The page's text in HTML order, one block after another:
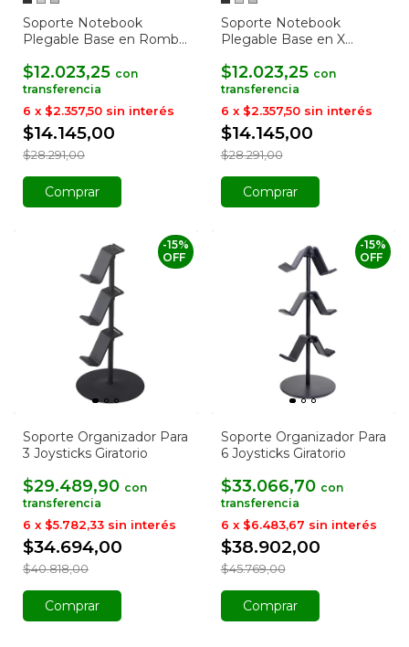
Soporte Notebook
Plegable Base en Rombo
$12.023,25 con
$14.145,00
$28.291,00
6 x $2.357,50 sin interés
Comprar
Soporte Notebook
Plegable Base en X
$12.023,25 con
$14.145,00
$28.291,00
6 x $2.357,50 sin interés
Comprar
Soporte Organizador Para
3 Joysticks Giratorio
$29.489,90 con
$34.694,00
-15%
OFF
$40.818,00
6 x $5.782,33 sin interés
Soporte Organizador Para
6 Joysticks Giratorio
$33.066,70 con
$38.902,00
-15%
OFF
$45.769,00
6 x $6.483,67 sin interés